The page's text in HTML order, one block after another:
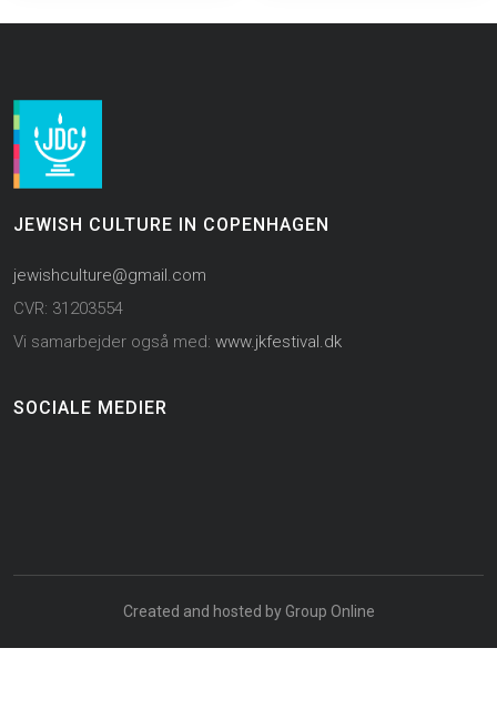
JEWISH CULTURE IN COPENHAGEN
jewishculture@gmail.com
CVR: 31203554
Vi samarbejder også med: www.jkfestival.dk
SOCIALE MEDIER
Created and hosted by Group Online